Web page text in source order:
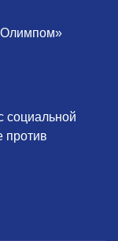
социальной
против